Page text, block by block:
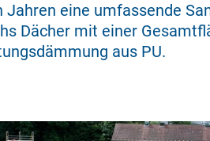
eine umfassende
Dächer mit einer
aus PU.